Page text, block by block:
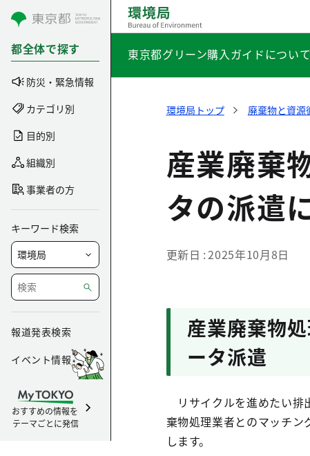
コンテンツにスキップ
都全体で探す
防災・緊急情報
カテゴリ別
目的別
組織別
事業者の方
キーワード検索
報道発表検索
イベント情報
おすすめの情報を
テーマごとに発信
東京都グリーン購入ガイドについて
環境局トップ 廃棄物と資源
産業廃棄
タの派遣
更新日 2025年10月8日
産業廃棄物
ータ派遣
リサイクルを進めたい排
棄物処理業者とのマッチ
します。